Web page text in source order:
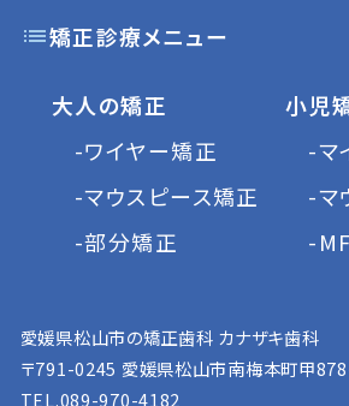
矯正診療メニュー
大人の矯正
-ワイヤー矯正
-マウスピース矯正
-部分矯正
小児
-マ
-マ
-
愛媛県松山市の矯正歯科 カナザキ歯科
〒791-0245 愛媛県松山市南梅本町甲
TEL.089-970-4182